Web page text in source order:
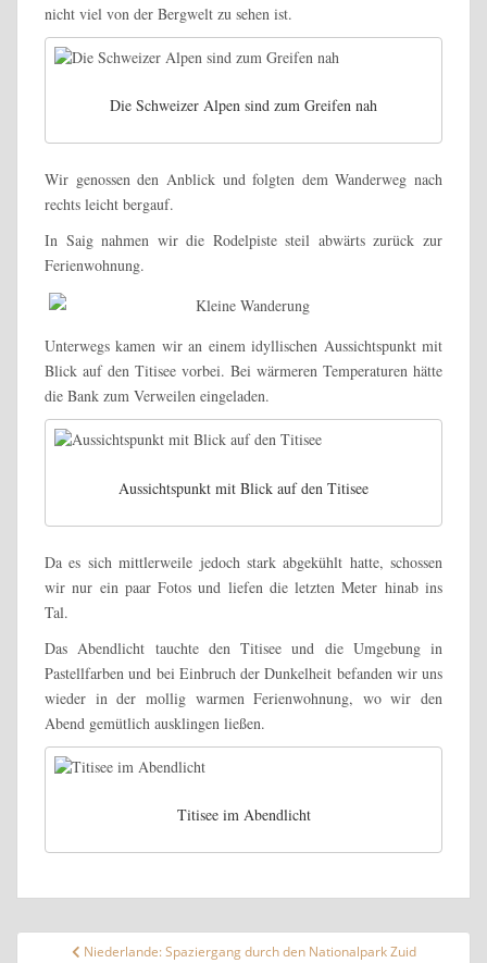
nicht viel von der Bergwelt zu sehen ist.
Die Schweizer Alpen sind zum Greifen nah
Wir genossen den Anblick und folgten dem Wanderweg nach
rechts leicht bergauf.
In Saig nahmen wir die Rodelpiste steil abwärts zurück zur
Ferienwohnung.
Unterwegs kamen wir an einem idyllischen Aussichtspunkt mit
Blick auf den Titisee vorbei. Bei wärmeren Temperaturen hätte
die Bank zum Verweilen eingeladen.
Aussichtspunkt mit Blick auf den Titisee
Da es sich mittlerweile jedoch stark abgekühlt hatte, schossen
wir nur ein paar Fotos und liefen die letzten Meter hinab ins
Tal.
Das Abendlicht tauchte den Titisee und die Umgebung in
Pastellfarben und bei Einbruch der Dunkelheit befanden wir uns
wieder in der mollig warmen Ferienwohnung, wo wir den
Abend gemütlich ausklingen ließen.
Titisee im Abendlicht
Beitragsnavigation
Niederlande: Spaziergang durch den Nationalpark Zuid